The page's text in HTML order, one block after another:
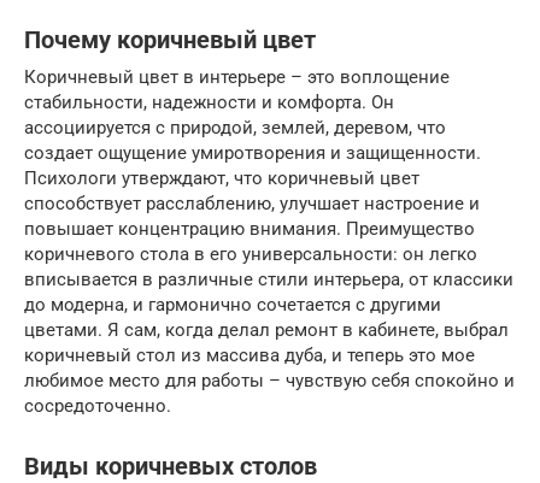
Почему коричневый цвет
Коричневый цвет в интерьере – это воплощение
стабильности, надежности и комфорта. Он
ассоциируется с природой, землей, деревом, что
создает ощущение умиротворения и защищенности.
Психологи утверждают, что коричневый цвет
способствует расслаблению, улучшает настроение и
повышает концентрацию внимания. Преимущество
коричневого стола в его универсальности: он легко
вписывается в различные стили интерьера, от классики
до модерна, и гармонично сочетается с другими
цветами. Я сам, когда делал ремонт в кабинете, выбрал
коричневый стол из массива дуба, и теперь это мое
любимое место для работы – чувствую себя спокойно и
сосредоточенно.
Виды коричневых столов